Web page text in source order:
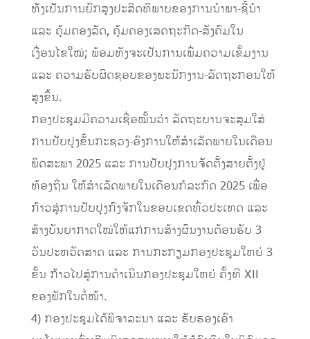
ທັງເປັນການຍົກສູງປະສິດທິພາບຂອງການນໍາພາ-ຊີ້ນໍາ
ແລະ ຄຸ້ມຄອງລັດ, ຄຸ້ມຄອງເສດຖະກິດ-ສັງຄົມໃນ
ເງື່ອນໄຂໃໝ່; ພ້ອມທັງຈະເປັນການເພີ່ມຄວາມເຂັ້ມງານ
ແລະ ຄວາມຮັບຜິດຊອບຂອງພະນັກງານ-ລັດຖະກອນໃຫ້
ສູງຂຶ້ນ.
ກອງປະຊຸມມີຄວາມເຊື່ອໝັ້ນວ່າ ລັດຖະບານຈະສຸມໃສ່
ການປັບປຸງຂັ້ນກະຊວງ-ອົງການໃຫ້ສໍາເລັດພາຍໃນເດືອນ
ພຶດສະພາ 2025 ແລະ ການປັບປຸງການຈັດຕັ້ງສາຍຕັ້ງຢູ່
ທ້ອງຖິ່ນ ໃຫ້ສໍາເລັດພາຍໃນເດືອນກໍລະກົດ 2025 ເພື່ອ
ກ້າວສູ່ການປັບປຸງກົງຈັກໃນຂອບເຂດທົ່ວປະເທດ ແລະ
ສ້າງບັນຍາກາດໃໝ່ໃຫ້ແກ່ການສ້າງຜົນງານຕ້ອນຮັບ 3
ວັນປະຫວັດສາດ ແລະ ການກະກຽມກອງປະຊຸມໃຫຍ່ 3
ຂັ້ນ ກ້າວໄປສູ່ການດໍາເນີນກອງປະຊຸມໃຫຍ່ ຄັ້ງທີ XII
ຂອງພັກໃນຕໍ່ໜ້າ.
4) ກອງປະຊຸມໄດ້ພິຈາລະນາ ແລະ ຮັບຮອງເອົາ